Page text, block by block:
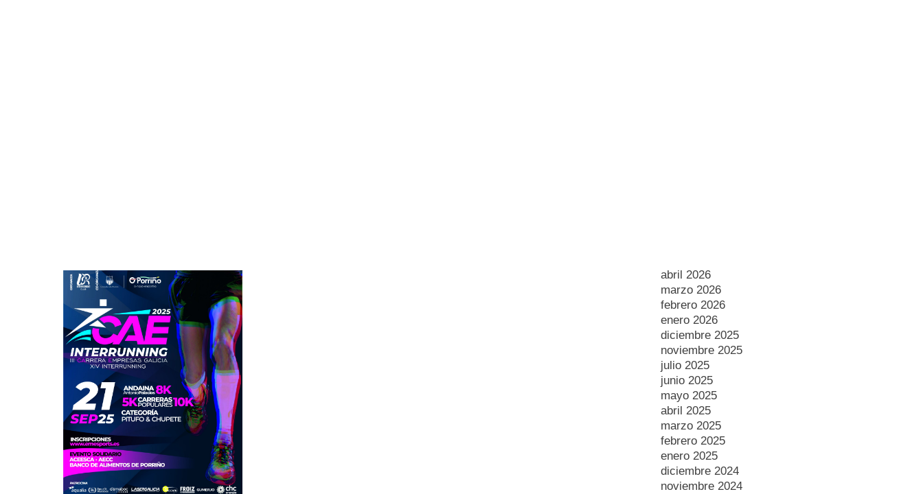
abril 2026
marzo 2026
febrero 2026
enero 2026
diciembre 2025
noviembre 2025
julio 2025
junio 2025
mayo 2025
abril 2025
marzo 2025
febrero 2025
enero 2025
diciembre 2024
noviembre 2024